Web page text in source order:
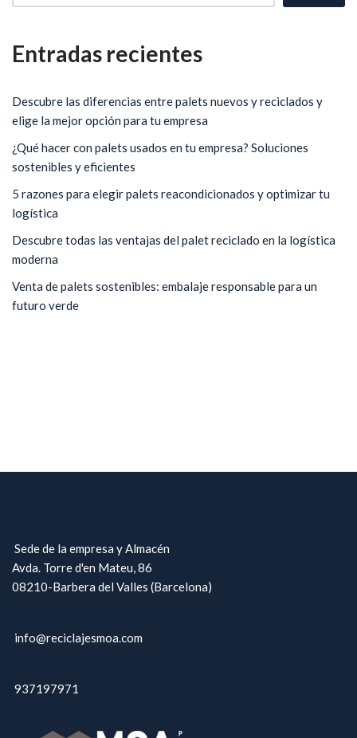
Entradas recientes
Descubre las diferencias entre palets nuevos y reciclados y
elige la mejor opción para tu empresa
¿Qué hacer con palets usados en tu empresa? Soluciones
sostenibles y eficientes
5 razones para elegir palets reacondicionados y optimizar tu
logística
Descubre todas las ventajas del palet reciclado en la logística
moderna
Venta de palets sostenibles: embalaje responsable para un
futuro verde
Sede de la empresa y Almacén
Avda. Torre d'en Mateu, 86
08210-Barbera del Valles (Barcelona)
info@reciclajesmoa.com
937197971